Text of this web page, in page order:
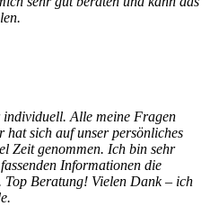
Alle meine Fragen
sich auf unser persönliches
Zeit genommen. Ich bin sehr
Informationen die
Top Beratung! Vielen Dank – ich